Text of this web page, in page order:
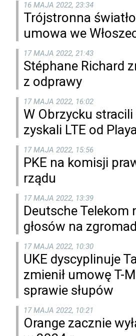
16 MAJA 2022, 23:34
Trójstronna
umowa we
17 MAJA 2022, 21:43
Stéphane Richard
z odprawy
17 MAJA 2022, 16:02
W Obrzycku stracili
zyskali LTE od
17 MAJA 2022, 15:56
PKE na komisji
rządu
17 MAJA 2022, 13:39
Deutsche Telekom
głosów na
17 MAJA 2022, 10:30
UKE dyscyplinuje
zmienił umowę T-
sprawie słupów
17 MAJA 2022, 10:21
Orange zacznie